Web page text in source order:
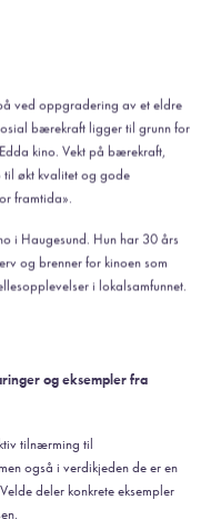
ved oppgradering av et eldre
bærekraft ligger til grunn for
kino. Vekt på bærekraft,
til økt kvalitet og gode
framtida».
i Haugesund. Hun har 30 års
og brenner for kinoen som
i lokalsamfunnet.
og eksempler fra
tilnærming til
også i verdikjeden de er en
deler konkrete eksempler